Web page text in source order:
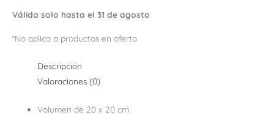
Válida solo hasta el 31 de agosto
*No aplica a productos en oferta
Descripción
Valoraciones (0)
Volumen de 20 x 20 cm.